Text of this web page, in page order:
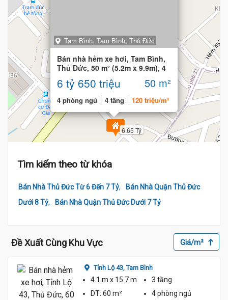
6.65 Tỷ
Tam Bình, Tam Bình, Thủ Đức
Bán nhà hẻm xe hơi, Tam Bình,
Thủ Đức, 50 m² (5.2m x 9.9m), 4
phòng
6 tỷ 650 triệu 50 m²
4 phòng ngủ 4 tầng 120 triệu/m²
Tìm kiếm theo từ khóa
Bán Nhà Thủ Đức Từ 6 Đến 7 Tỷ,
Bán Nhà Quận Thủ Đức
Dưới 8 Tỷ, Bán Nhà Quận Thủ Đức Dưới 7 Tỷ
Đề Xuất Cùng Khu Vực Giá/m²
Tỉnh Lộ 43,Tam Bình
4.1 m x 15.7 m
3 tầng
DT: 60 m² 4 phòng ngủ